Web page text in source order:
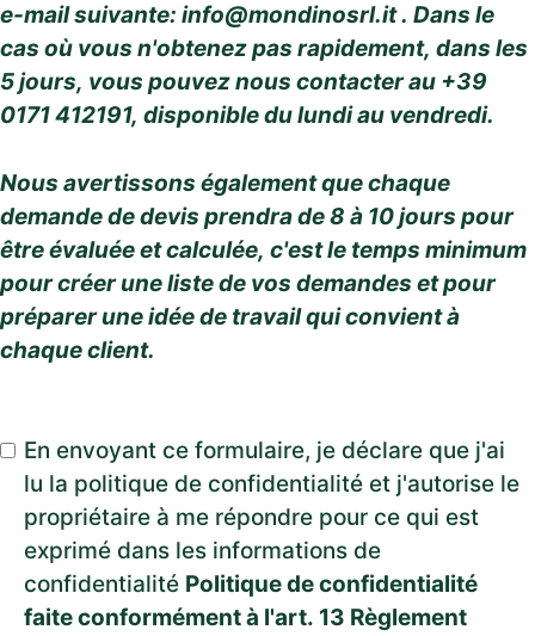
e-mail suivante: info@mondinosrl.it. Dans le
cas où vous n'obtenez pas rapidement, dans les
5 jours, vous pouvez nous contacter au +39
0171 412191, disponible du lundi au vendredi.
Nous avertissons également que chaque
demande de devis prendra de 8 à 10 jours pour
être évaluée et calculée, c'est le temps minimum
pour créer une liste de vos demandes et pour
préparer une idée de travail qui convient à
chaque client.
En envoyant ce formulaire, je déclare que j'ai
lu la politique de confidentialité et j'autorise le
propriétaire à me répondre pour ce qui est
exprimé dans les informations de
confidentialité Politique de confidentialité
faite conformément à l'art. 13 Règlement